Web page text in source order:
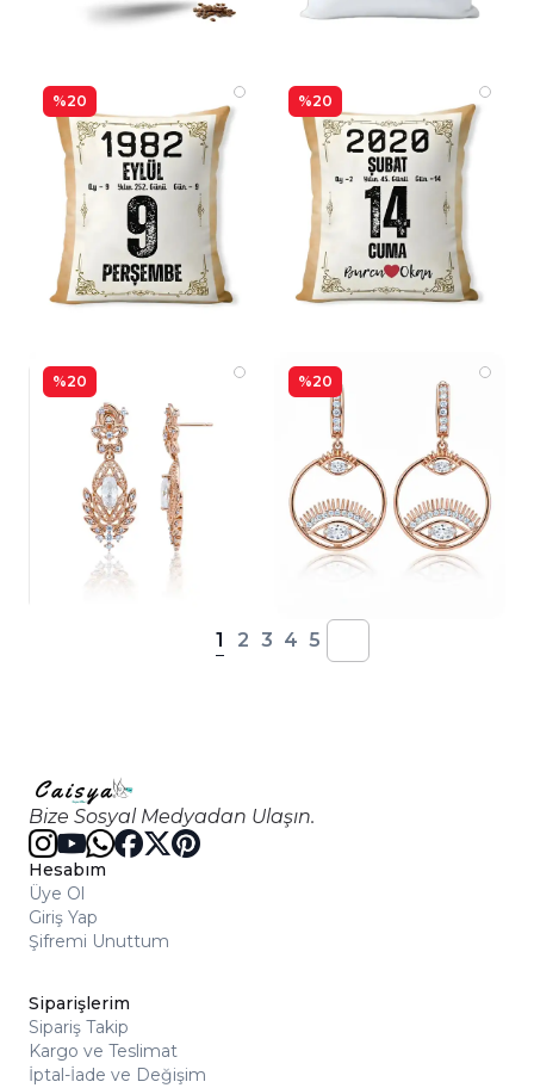
%20 %20
%20 %20
1 2 3 4 5
Bize Sosyal Medyadan Ulaşın.
Hesabım
Üye Ol
Giriş Yap
Şifremi Unuttum
Siparişlerim
Sipariş Takip
Kargo ve Teslimat
İptal-İade ve Değişim